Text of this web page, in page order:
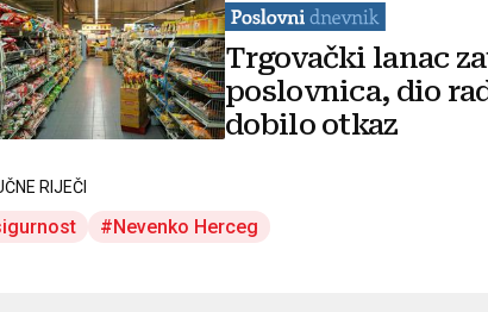
Trgovački lanac
poslovnica, dio
dobilo otkaz
RIJEČI
Nevenko Herceg